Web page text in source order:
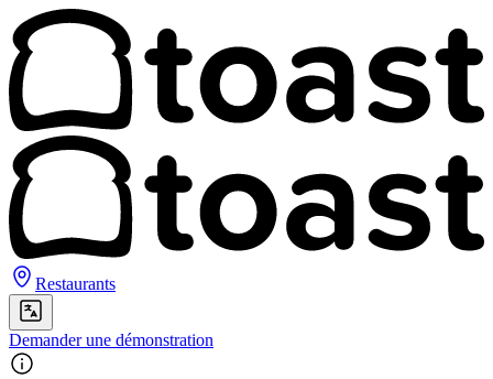
Restaurants
Demander une démonstration